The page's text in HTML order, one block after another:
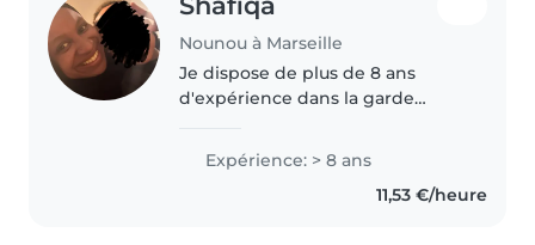
Nounou à Marseille
Je dispose de plus de 8 ans
d'expérience dans la garde
l'adolescent. J'ai travaillé auprès
de publics variés, en structures
d'accueil, en périscolaire ainsi..
Expérience: > 8 ans
11,53 €/heure